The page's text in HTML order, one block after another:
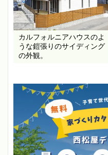
カルフォルニアハウスのよ
うな鎧張りのサイディング
の外観。